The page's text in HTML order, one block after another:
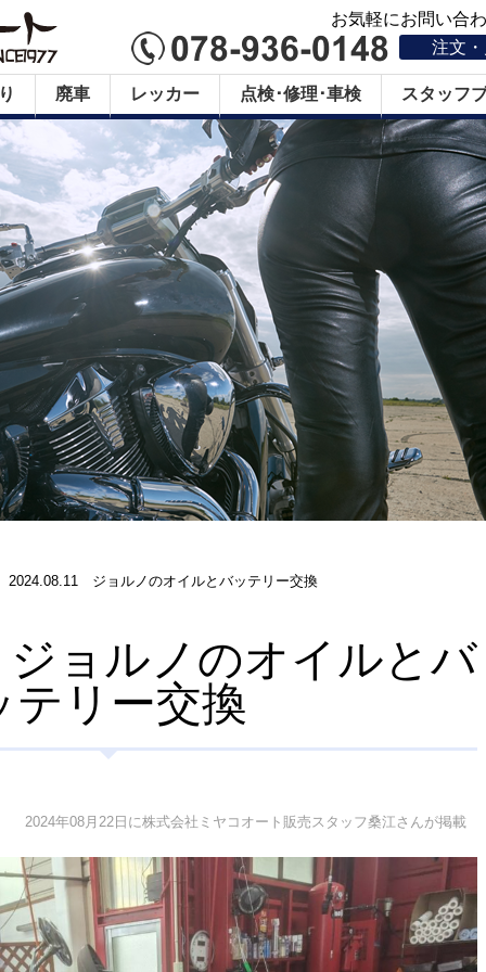
お気軽にお問い合
注文
廃車 レッカー 点検･修理･車検 スタッフ
2024.08.11 ジョルノのオイルとバッテリー交換
ョルノのオイルとバ
テリー交換
2024年08月22日に株式会社ミヤコオート販売スタッフ桑江さんが掲載